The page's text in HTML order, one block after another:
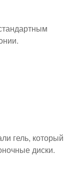
гель, который
диски.